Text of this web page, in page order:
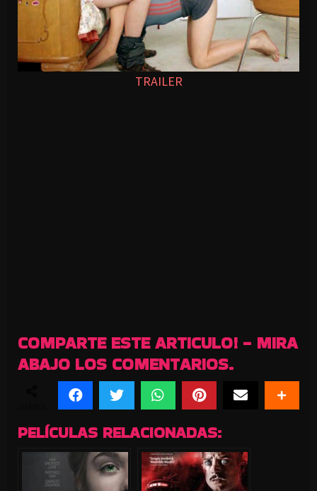
TRAILER
COMPARTE ESTE ARTICULO! - MIRA
ABAJO LOS COMENTARIOS.
PELÍCULAS RELACIONADAS: